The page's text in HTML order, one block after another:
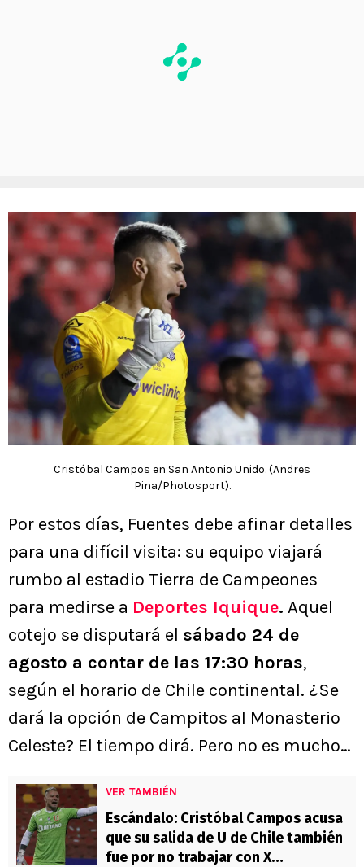
Cristóbal Campos en San Antonio Unido. (Andres
Pina/Photosport).
Por estos días, Fuentes debe afinar detalles
para una difícil visita: su equipo viajará
rumbo al estadio Tierra de Campeones
para medirse a Deportes Iquique. Aquel
cotejo se disputará el sábado 24 de
agosto a contar de las 17:30 horas,
según el horario de Chile continental. ¿Se
dará la opción de Campitos al Monasterio
Celeste? El tiempo dirá. Pero no es mucho…
VER TAMBIÉN
Escándalo: Cristóbal Campos acusa
que su salida de U de Chile también
fue por no trabajar con X